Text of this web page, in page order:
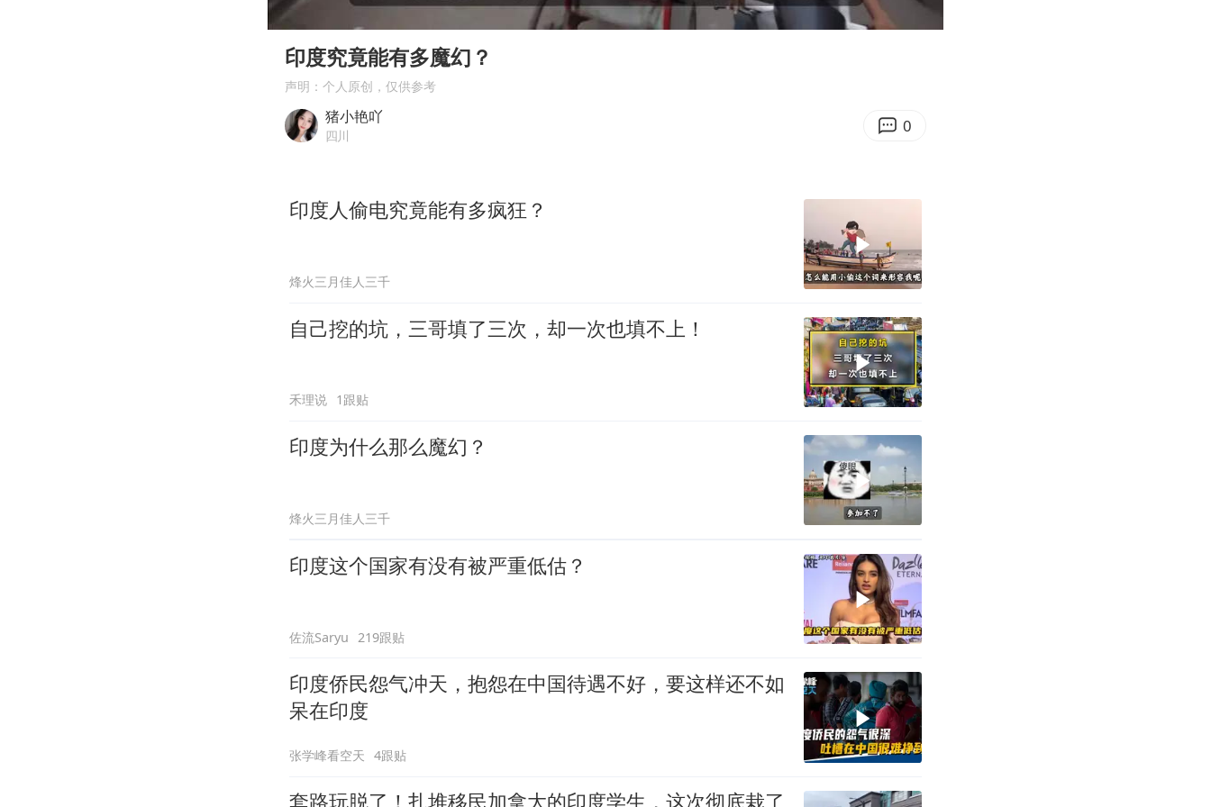
光伏八巨头签署“不低于成本价”倡议
泰国校园枪击事件已致8死30余伤
38岁演员求职万岁山NPC成功
10:09
印度究竟能有多魔幻？
声明：个人原创，仅供参考
猪小艳吖
四川 0
印度人偷电究竟能有多疯狂？
烽火三月佳人三千
自己挖的坑，三哥填了三次，却一次也填不上！
禾理说 1跟贴
印度为什么那么魔幻？
烽火三月佳人三千
印度这个国家有没有被严重低估？
佐流Saryu 219跟贴
印度侨民怨气冲天，抱怨在中国待遇不好，要这样还不如
呆在印度
张学峰看空天 4跟贴
套路玩脱了！扎堆移民加拿大的印度学生，这次彻底栽了